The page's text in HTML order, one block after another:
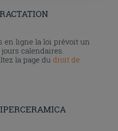
en ligne la loi prévoit un
calendaires.
la page dudroit de